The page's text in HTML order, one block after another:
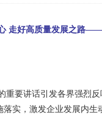
走好高质量发展之路
重要讲话引发各界强烈
实，激发企业发展内